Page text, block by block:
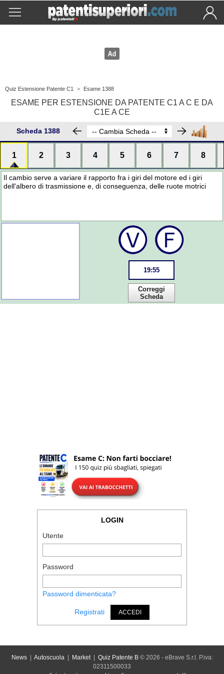
Quiz Estensione Patente C1 > Esame 1388
ESAME PER ESTENSIONE DA PATENTE C1 A C E DA
C1E A CE
Scheda 1388
1 2 3 4 5 6 7 8
Il cambio serve a variare il rapporto fra i giri del motore ed i giri
dell'albero di trasmissione e, di conseguenza, delle ruote motrici
19:55
Correggi
Scheda
LOGIN
Utente
Password
Password dimenticata?
Registrati ACCEDI
News| Autoscuola| Market| Quiz Patente B© 2026 - eBrave S.r.l. P.iva:
02311500033